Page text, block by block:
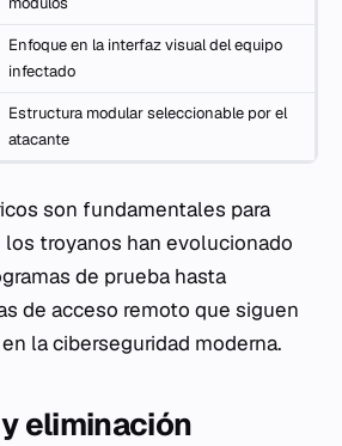
Enfoque en la interfaz visual del equipo
infectado
Estructura modular seleccionable por el
atacante
son fundamentales para
troyanos han evolucionado
de prueba hasta
de acceso remoto que siguen
la ciberseguridad moderna.
eliminación